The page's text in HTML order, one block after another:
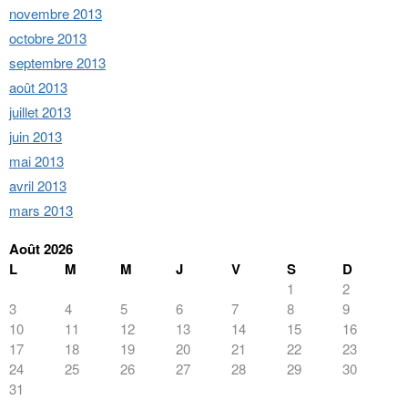
novembre 2013
octobre 2013
septembre 2013
août 2013
juillet 2013
juin 2013
mai 2013
avril 2013
mars 2013
Août 2026
L
M M J V S D
1
2
3
4 5 6 7 8
9
10
11 12 13 14 15
16
17
18 19 20 21 22
23
24
25 26 27 28 29
30
31